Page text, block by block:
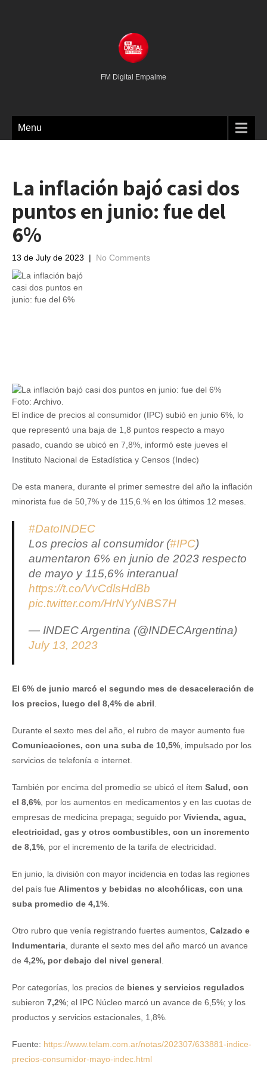
FM Digital Empalme
Menu
La inflación bajó casi dos
puntos en junio: fue del
6%
13 de July de 2023 | No Comments
Foto: Archivo.
El índice de precios al consumidor (IPC) subió en junio 6%, lo
que representó una baja de 1,8 puntos respecto a mayo
pasado, cuando se ubicó en 7,8%, informó este jueves el
Instituto Nacional de Estadística y Censos (Indec)
De esta manera, durante el primer semestre del año la inflación
minorista fue de 50,7% y de 115,6.% en los últimos 12 meses.
#DatoINDEC
Los precios al consumidor (#IPC)
aumentaron 6% en junio de 2023 respecto
de mayo y 115,6% interanual
https://t.co/VvCdlsHdBb
pic.twitter.com/HrNYyNBS7H
— INDEC Argentina (@INDECArgentina)
July 13, 2023
El 6% de junio marcó el segundo mes de desaceleración de
los precios, luego del 8,4% de abril.
Durante el sexto mes del año, el rubro de mayor aumento fue
Comunicaciones, con una suba de 10,5%, impulsado por los
servicios de telefonía e internet.
También por encima del promedio se ubicó el ítem Salud, con
el 8,6%, por los aumentos en medicamentos y en las cuotas de
empresas de medicina prepaga; seguido por Vivienda, agua,
electricidad, gas y otros combustibles, con un incremento
de 8,1%, por el incremento de la tarifa de electricidad.
En junio, la división con mayor incidencia en todas las regiones
del país fue Alimentos y bebidas no alcohólicas, con una
suba promedio de 4,1%.
Otro rubro que venía registrando fuertes aumentos, Calzado e
Indumentaria, durante el sexto mes del año marcó un avance
de 4,2%, por debajo del nivel general.
Por categorías, los precios de bienes y servicios regulados
subieron 7,2%; el IPC Núcleo marcó un avance de 6,5%; y los
productos y servicios estacionales, 1,8%.
Fuente: https://www.telam.com.ar/notas/202307/633881-indice-
precios-consumidor-mayo-indec.html